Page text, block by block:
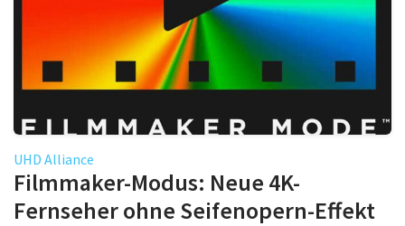
Tests
Tipps
Magazine
Über uns
Podcast
UHD Alliance
Filmmaker-Modus: Neue 4K-
Fernseher ohne Seifenopern-Effekt